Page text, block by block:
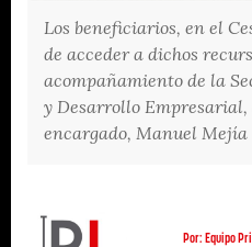
Los beneficiarios, en el
de acceder a dichos
acompañamiento de la
y Desarrollo
encargado, Manuel Mejía
Por: Equipo